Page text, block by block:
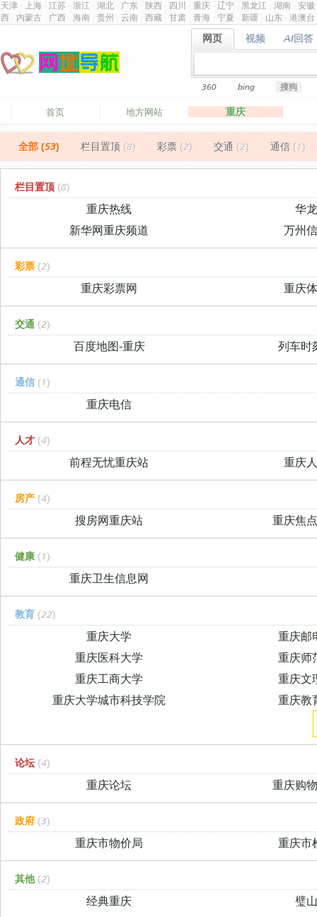
天津 上海 江苏 浙江 湖北 广东 陕西 四川 重庆 辽宁 黑龙江 湖南 安徽
西
内蒙古 广西 海南 贵州 云南 西藏 甘肃 青海 宁夏 新疆 山东 港澳台
网页
网页 视频
视频 AI回答
AI回答
360 bing 搜狗
首页 地方网站 重庆
全部 (53) 栏目置顶 (8) 彩票 (2) 交通 (2) 通信 (1)
栏目置顶 (8)
重庆热线
华
新华网重庆频道
万州
彩票 (2)
重庆彩票网 重庆
交通 (2)
百度地图-重庆 列车时
通信 (1)
重庆电信
人才 (4)
前程无忧重庆站 重庆
房产 (4)
搜房网重庆站 重庆焦
健康 (1)
重庆卫生信息网
教育 (22)
重庆大学
重庆邮
重庆医科大学
重庆师
重庆工商大学
重庆文
重庆大学城市科技学院
重庆教
论坛 (4)
重庆论坛 重庆购
政府 (3)
重庆市物价局 重庆市
其他 (2)
经典重庆 璧